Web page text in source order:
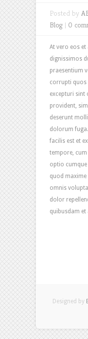
Posted by
Blog | 0
At vero eos
dignissimos
praesentium
corrupti quos
excepturi sint
provident,
deserunt
dolorum
facilis est et
tempore,
optio
quod maxime
omnis
dolor
quibusdam
Designed by